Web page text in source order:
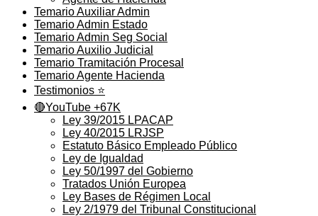
Temario Auxiliar Admin
Temario Admin Estado
Temario Admin Seg Social
Temario Auxilio Judicial
Temario Tramitación Procesal
Temario Agente Hacienda
Testimonios ⭐️
🔴YouTube +67K
Ley 39/2015 LPACAP
Ley 40/2015 LRJSP
Estatuto Básico Empleado Público
Ley de Igualdad
Ley 50/1997 del Gobierno
Tratados Unión Europea
Ley Bases de Régimen Local
Ley 2/1979 del Tribunal Constitucional